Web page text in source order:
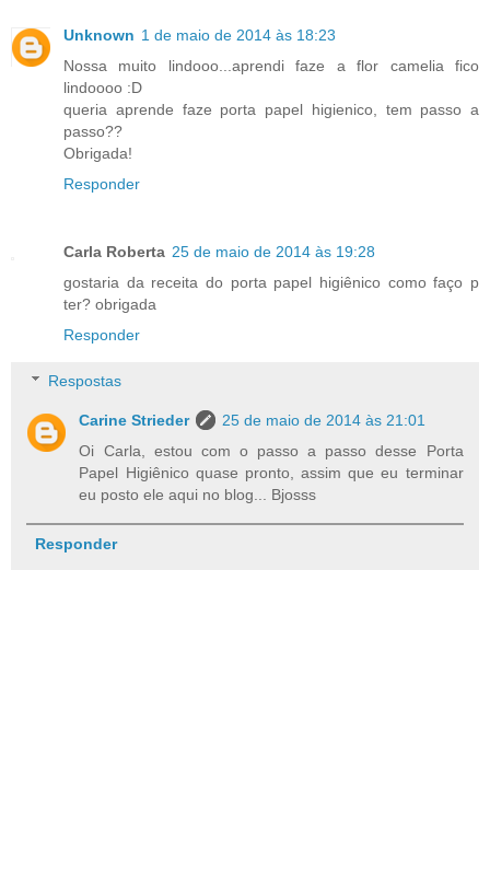
Unknown 1 de maio de 2014 às 18:23
Nossa muito lindooo...aprendi faze a flor camelia fico
lindoooo :D
queria aprende faze porta papel higienico, tem passo a
passo??
Obrigada!
Responder
Carla Roberta 25 de maio de 2014 às 19:28
gostaria da receita do porta papel higiênico como faço p
ter? obrigada
Responder
Respostas
Carine Strieder
25 de maio de 2014 às 21:01
Oi Carla, estou com o passo a passo desse Porta
Papel Higiênico quase pronto, assim que eu terminar
eu posto ele aqui no blog... Bjosss
Responder